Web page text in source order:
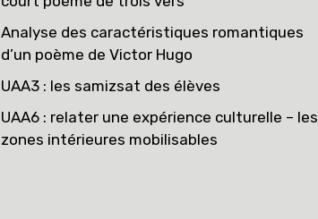
Analyse des caractéristiques romantiques
d’un poème de Victor Hugo
UAA3 : les samizsat des élèves
UAA6 : relater une expérience culturelle – les
zones intérieures mobilisables